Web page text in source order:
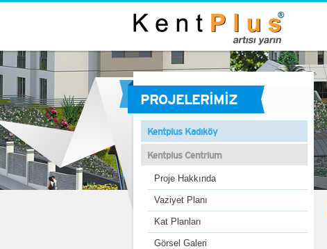
PROJELERİMİZ
Kentplus Kadıköy
Kentplus Centrium
Proje Hakkında
Vaziyet Planı
Kat Planları
Görsel Galeri